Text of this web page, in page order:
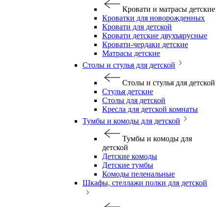
Кровати и матрасы детские
Кроватки для новорожденных
Кровати для детской
Кровати детские двухъярусные
Кровати-чердаки детские
Матрасы детские
Столы и стулья для детской
Столы и стулья для детской
Стулья детские
Столы для детской
Кресла для детской комнаты
Тумбы и комоды для детской
Тумбы и комоды для
детской
Детские комоды
Детские тумбы
Комоды пеленальные
Шкафы, стеллажи полки для детской